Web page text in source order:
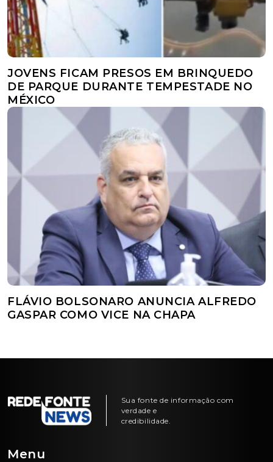
JOVENS FICAM PRESOS EM BRINQUEDO
DE PARQUE DURANTE TEMPESTADE NO
MÉXICO
FLÁVIO BOLSONARO ANUNCIA ALFREDO
GASPAR COMO VICE NA CHAPA
Sua fonte de informação com
verdade e
credibilidade.
Menu